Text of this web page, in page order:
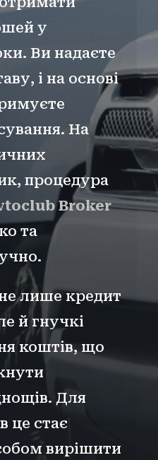
у
Ви надаєте
і на основі
На
процедура
Broker
та
лише кредит
й гнучкі
коштів, що
Для
це стає
вирішити